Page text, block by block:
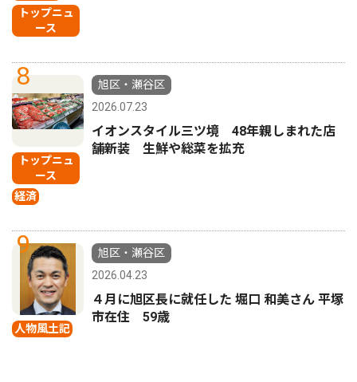
トップニュ
ース
8
トップニュ
ース
経済
旭区・瀬谷区
2026.07.23
イオンスタイル三ツ境 48年親しまれた店
舗新装 生鮮や総菜を拡充
9
人物風土記
旭区・瀬谷区
2026.04.23
４月に旭区長に就任した 堀口 和美さん 平塚
市在住 59歳